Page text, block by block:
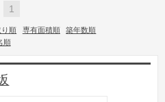
1
り順 専有面積順
築年数順
順